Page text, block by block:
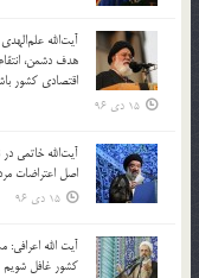
آیت‌الله
هدف دشمن،
اقتصادی کشور
15 دی 96
آیت‌الله خاتمی
اصل اعتراضات
15 دی 96
آیت الله
کشور غافل شویم